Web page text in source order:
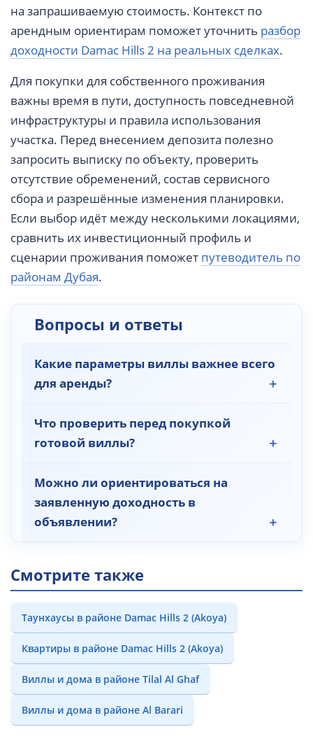
на запрашиваемую стоимость. Контекст по
арендным ориентирам поможет уточнить разбор
доходности Damac Hills 2 на реальных сделках.
Для покупки для собственного проживания
важны время в пути, доступность повседневной
инфраструктуры и правила использования
участка. Перед внесением депозита полезно
запросить выписку по объекту, проверить
отсутствие обременений, состав сервисного
сбора и разрешённые изменения планировки.
Если выбор идёт между несколькими локациями,
сравнить их инвестиционный профиль и
сценарии проживания поможет путеводитель по
районам Дубая.
Вопросы и ответы
Какие параметры виллы важнее всего
для аренды?
Что проверить перед покупкой
готовой виллы?
Можно ли ориентироваться на
заявленную доходность в
объявлении?
Смотрите также
Таунхаусы в районе Damac Hills 2 (Akoya)
Квартиры в районе Damac Hills 2 (Akoya)
Виллы и дома в районе Tilal Al Ghaf
Виллы и дома в районе Al Barari